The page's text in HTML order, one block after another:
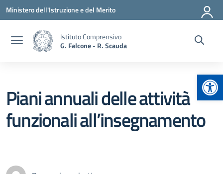
Vai ai contenuti
Vai al menu di navigazione
Vai al footer
Ministero dell'Istruzione e del Merito
Istituto Comprensivo
G. Falcone - R. Scauda
Piani annuali delle attività
funzionali all’insegnamento